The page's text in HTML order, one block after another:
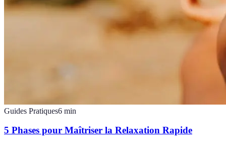
Guides Pratiques6 min
5 Phases pour Maîtriser la Relaxation Rapide